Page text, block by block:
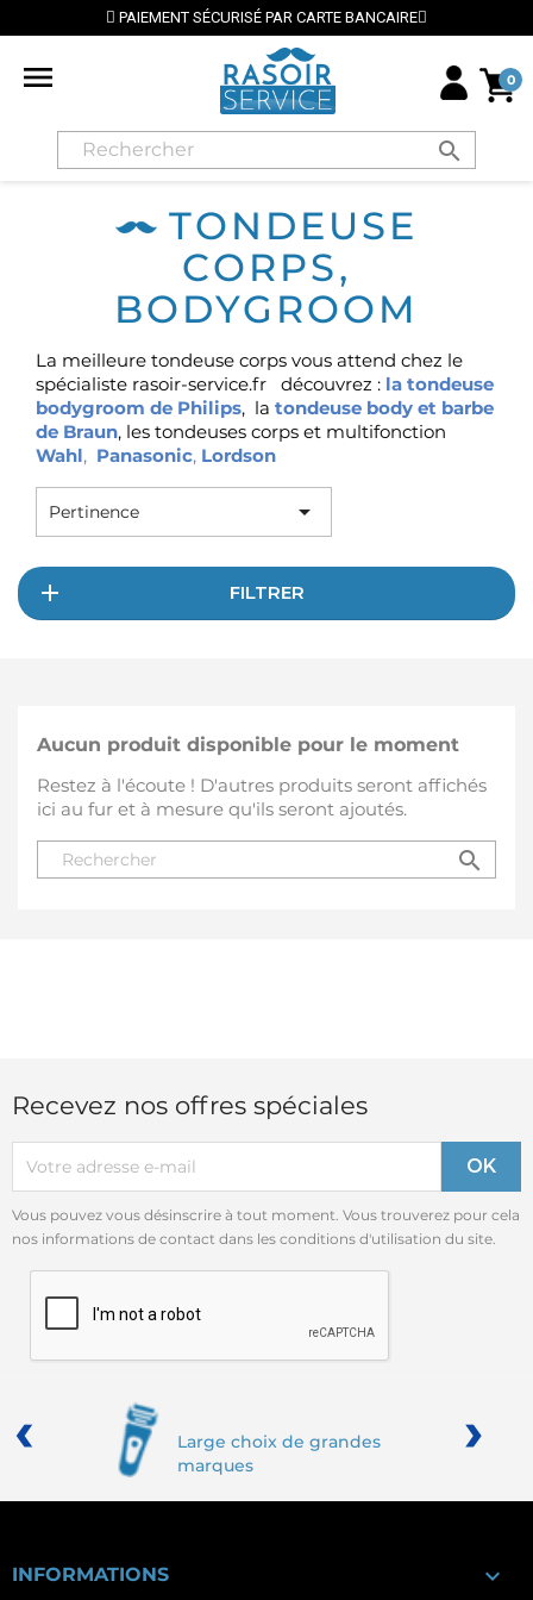
PAIEMENT SÉCURISÉ PAR CARTE BANCAIRE
 0
search
TONDEUSE
CORPS,
BODYGROOM
La meilleure tondeuse corps vous attend chez le
spécialiste rasoir-service.fr découvrez : la tondeuse
bodygroom de Philips, la tondeuse body et barbe
de Braun, les tondeuses corps et multifonction
Wahl, Panasonic, Lordson
Pertinence 
FILTRER
Aucun produit disponible pour le moment
Restez à l'écoute ! D'autres produits seront affichés
ici au fur et à mesure qu'ils seront ajoutés.
search
Recevez nos offres spéciales
Vous pouvez vous désinscrire à tout moment. Vous trouverez pour cela
nos informations de contact dans les conditions d'utilisation du site.
Large choix de grandes
marques
‹ ›
INFORMATIONS 